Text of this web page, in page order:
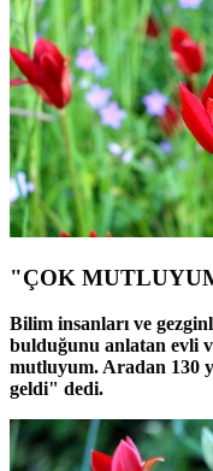
"ÇOK
Bilim insanları ve
bulduğunu anlatan evli
mutluyum. Aradan 130
geldi" dedi.